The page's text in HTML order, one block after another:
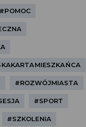
#POMOC
#ROZWÓJMIASTA
#SPORT
#SZKOLENIA